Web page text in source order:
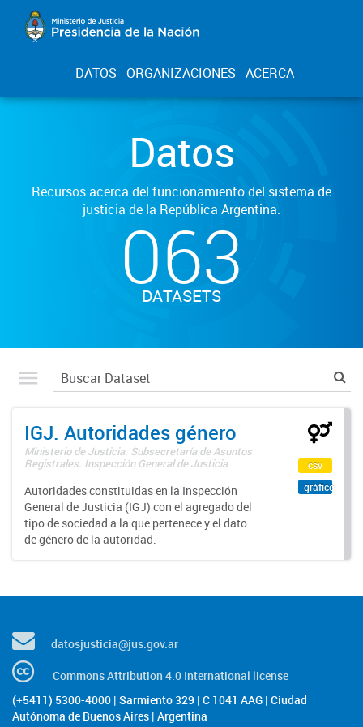
DATOS ORGANIZACIONES ACERCA
Datos
Recursos acerca del funcionamiento del sistema de
justicia de la República Argentina.
063
DATASETS
IGJ. Autoridades género
Ministerio de Justicia. Subsecretaría de Asuntos
Registrales. Inspección General de Justicia
Autoridades constituidas en la Inspección
General de Justicia (IGJ) con el agregado del
tipo de sociedad a la que pertenece y el dato
de género de la autoridad.
csv
gráfico
datosjusticia@jus.gov.ar
Commons Attribution 4.0 International license
(+5411) 5300-4000 | Sarmiento 329 | C 1041 AAG | Ciudad
Autónoma de Buenos Aires | Argentina